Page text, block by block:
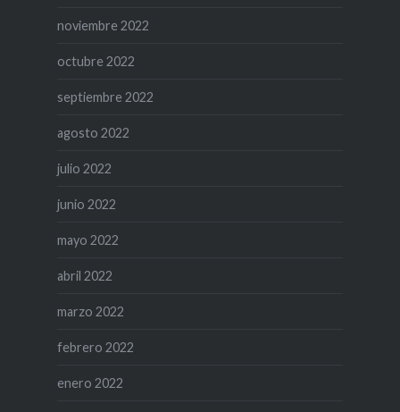
noviembre 2022
octubre 2022
septiembre 2022
agosto 2022
julio 2022
junio 2022
mayo 2022
abril 2022
marzo 2022
febrero 2022
enero 2022